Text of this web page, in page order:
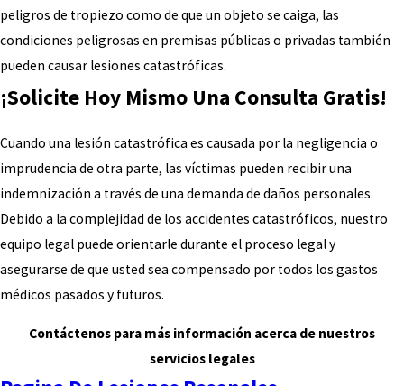
peligros de tropiezo como de que un objeto se caiga, las
condiciones peligrosas en premisas públicas o privadas también
pueden causar lesiones catastróficas.
¡Solicite Hoy Mismo Una Consulta Gratis!
Cuando una lesión catastrófica es causada por la negligencia o
imprudencia de otra parte, las víctimas pueden recibir una
indemnización a través de una demanda de daños personales.
Debido a la complejidad de los accidentes catastróficos, nuestro
equipo legal puede orientarle durante el proceso legal y
asegurarse de que usted sea compensado por todos los gastos
médicos pasados y futuros.
Contáctenos para más información acerca de nuestros
servicios legales